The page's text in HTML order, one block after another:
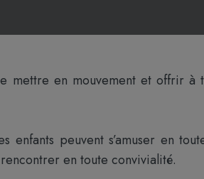
mettre en mouvement et offrir à
peuvent s’amuser en
en toute convivialité.